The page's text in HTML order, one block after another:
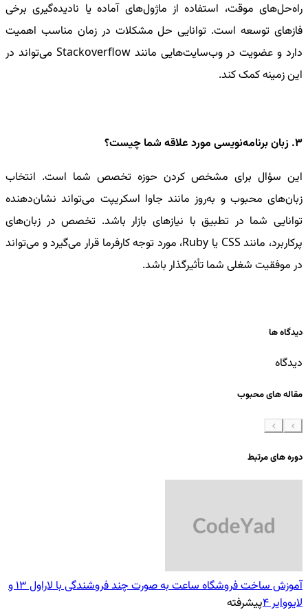
راه‌حل‌های موقت، استفاده از ماژول‌های آماده یا نادیده‌گیری برخی
فازهای توسعه است. توانایی حل مشکلات در زمان مناسب اهمیت
دارد و عضویت در وب‌سایت‌هایی مانند Stackoverflow می‌تواند در
این زمینه کمک کند.
3. زبان برنامه‌نویسی مورد علاقه شما چیست؟
این سؤال برای مشخص کردن حوزه تخصص شما است. انتخاب
زبان‌های محبوب و به‌روز مانند جاوا اسکریپت می‌تواند نشان‌دهنده
توانایی شما در تطبیق با نیازهای بازار باشد. تخصص در زبان‌های
پرکاربرد، مانند CSS یا Ruby، مورد توجه کارفرما قرار می‌گیرد و می‌تواند
در موفقیت شغلی شما تأثیرگذار باشد.
دیدگاه ها
دیدگاه
مقاله های محبوب
دوره های مرتبط
آموزش ساخت فروشگاه ساعت به صورت چند فروشندگی با لاراول 13 و
لایووایر 4 پیشرفته